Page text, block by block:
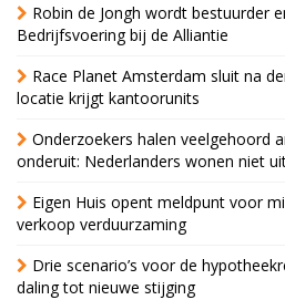
Robin de Jongh wordt bestuurder
Bedrijfsvoering bij de Alliantie
Race Planet Amsterdam sluit na
locatie krijgt kantoorunits
Onderzoekers halen veelgehoord
onderuit: Nederlanders wonen niet
Eigen Huis opent meldpunt voor
verkoop verduurzaming
Drie scenario’s voor de
daling tot nieuwe stijging